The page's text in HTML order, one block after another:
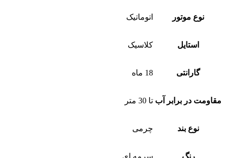
نوع موتور اتوماتیک
استایل کلاسیک
گارانتی 18 ماه
مقاومت در برابر آب تا 30 متر
نوع بند چرمی